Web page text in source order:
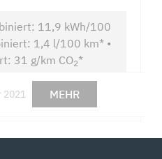
11,9 kWh/100
1,4 l/100 km* •
31 g/km CO2*
2021 MEHR